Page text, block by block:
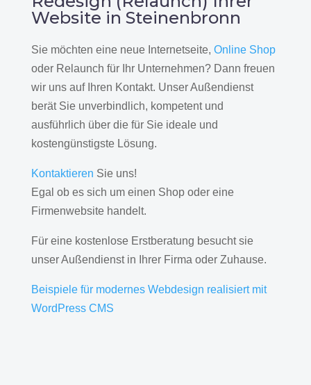
Website in Steinenbronn
Sie möchten eine neue Internetseite, Online Shop
oder Relaunch für Ihr Unternehmen? Dann freuen
wir uns auf Ihren Kontakt. Unser Außendienst
berät Sie unverbindlich, kompetent und
ausführlich über die für Sie ideale und
kostengünstigste Lösung.
Kontaktieren Sie uns!
Egal ob es sich um einen Shop oder eine
Firmenwebsite handelt.
Für eine kostenlose Erstberatung besucht sie
unser Außendienst in Ihrer Firma oder Zuhause.
Beispiele für modernes Webdesign realisiert mit
WordPress CMS